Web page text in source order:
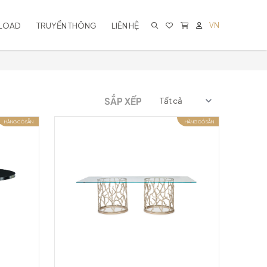
TRUYỀN THÔNG LIÊN HỆ VN
SẮP XẾP
HÀNG CÓ SẴN HÀNG CÓ SẴN